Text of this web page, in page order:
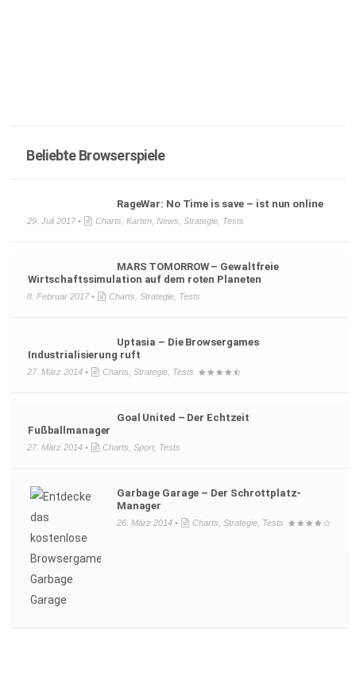
Beliebte Browserspiele
RageWar: No Time is save – ist nun online
29. Juli 2017 • Charts Karten, News Strategie, Tests
MARS TOMORROW – Gewaltfreie
Wirtschaftssimulation auf dem roten Planeten
8. Februar 2017 • Charts Strategie, Tests
Uptasia – Die Browsergames
Industrialisierung ruft
27. März 2014 • Charts Strategie, Tests
Goal United – Der Echtzeit
Fußballmanager
27. März 2014 • Charts Sport, Tests
Garbage Garage – Der Schrottplatz-
Manager
26. März 2014 • Charts Strategie, Tests